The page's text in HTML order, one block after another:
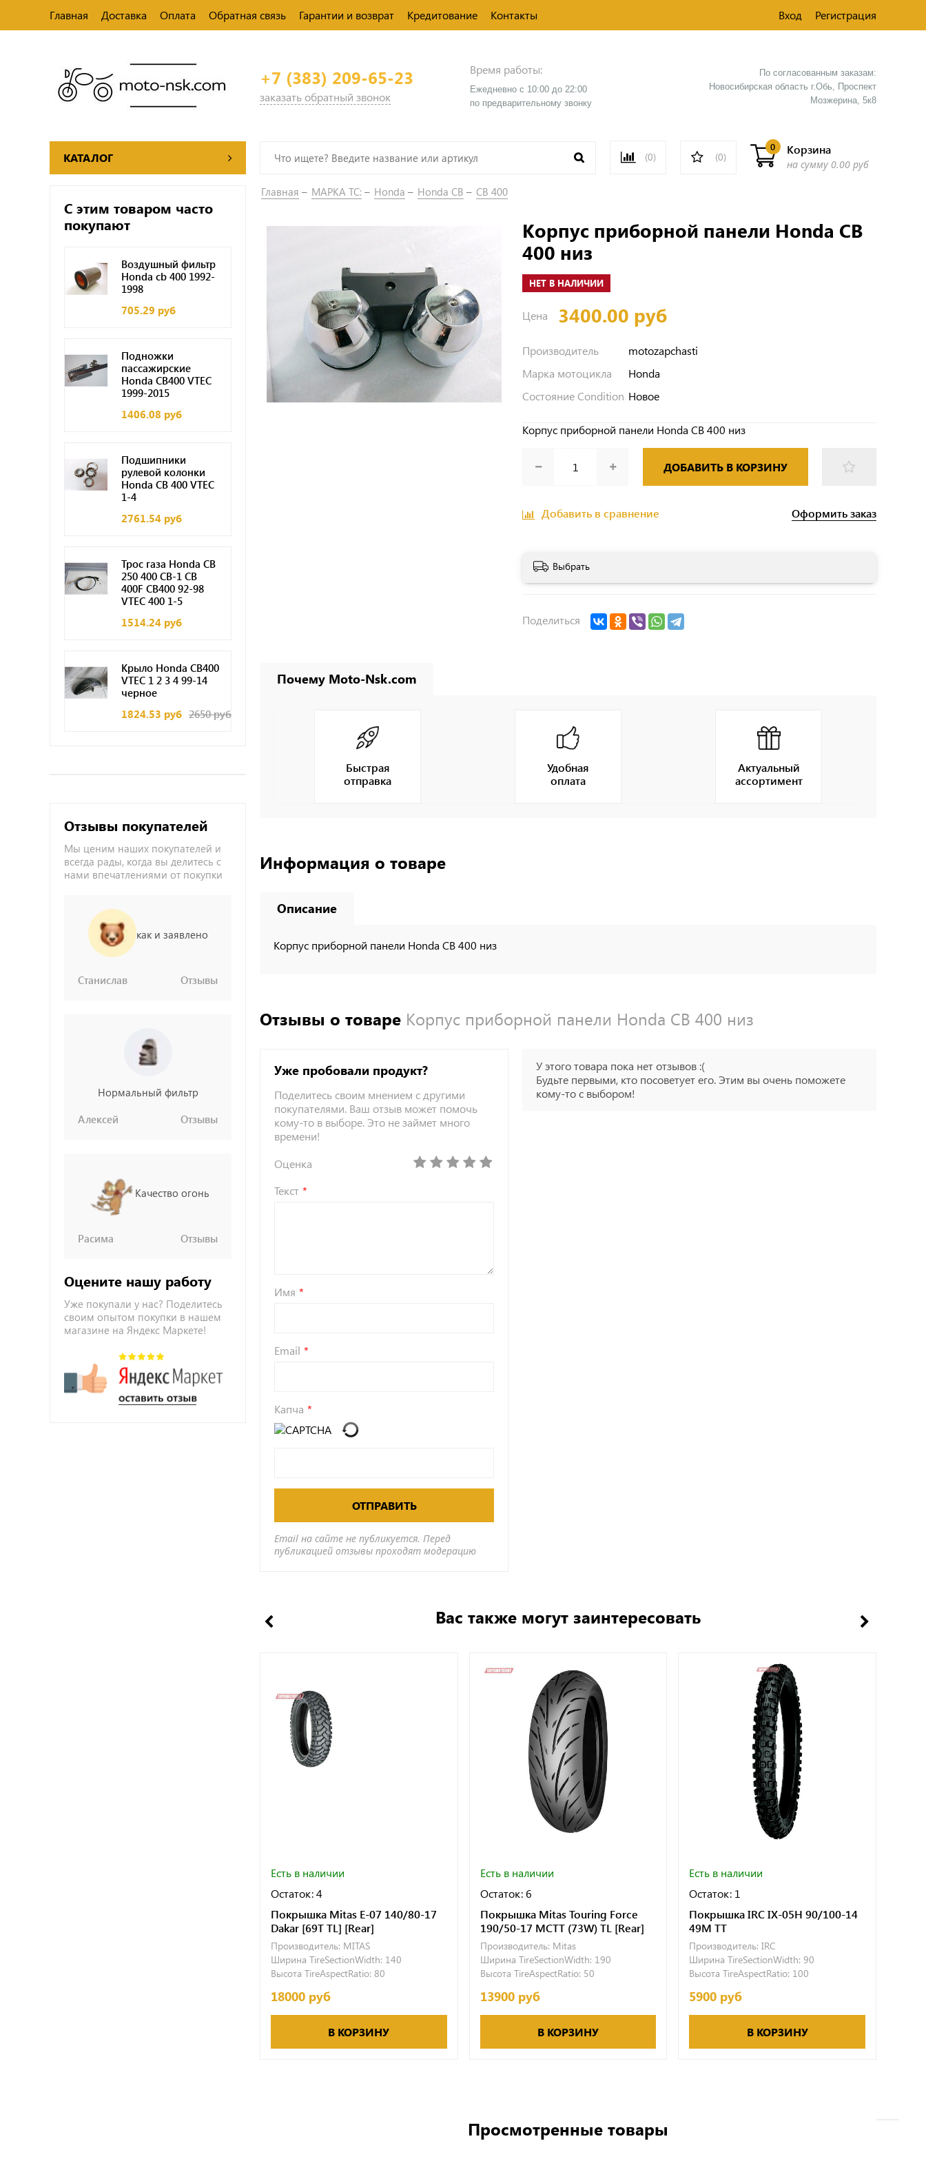
Главная Доставка Оплата Обратная связь Гарантии и возврат Кредитование Контакты Вход Регистрация
+7 (383) 209-65-23
заказать обратный звонок
Время работы:
Ежедневно с 10:00 до 22:00
​по предварительному звонку
По согласованным заказам:
Новосибирская область г.Обь, Проспект
Мозжерина, 5к8​
КАТАЛОГ (0) (0)
Корзина
0
на сумму 0.00 руб
С этим товаром часто
покупают
Воздушный фильтр
Honda cb 400 1992-
1998
705.29 руб
Подножки
пассажирские
Honda CB400 VTEC
1999-2015
1406.08 руб
Подшипники
рулевой колонки
Honda CB 400 VTEC
1-4
2761.54 руб
Трос газа Honda CB
250 400 CB-1 CB
400F CB400 92-98
VTEC 400 1-5
1514.24 руб
Крыло Honda CB400
VTEC 1 2 3 4 99-14
черное
1824.53 руб 2650 руб
Отзывы покупателей
Мы ценим наших покупателей и
всегда рады, когда вы делитесь с
нами впечатлениями от покупки
как и заявлено
Станислав Отзывы
Нормальный фильтр
Алексей
Отзывы
Качество огонь
Расима Отзывы
Оцените нашу работу
Уже покупали у нас? Поделитесь
своим опытом покупки в нашем
магазине на Яндекс Маркете!
Главная МАРКА ТС: Honda Honda CB CB 400
Корпус приборной панели Honda CB
400 низ
НЕТ В НАЛИЧИИ
Цена 3400.00 руб
Производитель
motozapchasti
Марка мотоцикла
Honda
Состояние Condition Новое
Корпус приборной панели Honda CB 400 низ
ДОБАВИТЬ В КОРЗИНУ
Добавить в сравнение Оформить заказ
Выбрать
Поделиться
Почему Moto-Nsk.com
Быстрая
отправка
Удобная
оплата
Актуальный
ассортимент
Информация о товаре
Описание
Корпус приборной панели Honda CB 400 низ
Отзывы о товаре Корпус приборной панели Honda CB 400 низ
Уже пробовали продукт?
Поделитесь своим мнением с другими
покупателями. Ваш отзыв может помочь
кому-то в выборе. Это не займет много
времени!
Оценка
Текст
Имя
Email
Капча
ОТПРАВИТЬ
Email на сайте не публикуется. Перед
публикацией отзывы проходят модерацию
У этого товара пока нет отзывов :(
Будьте первыми, кто посоветует его. Этим вы очень поможете
кому-то с выбором!
Вас также могут заинтересовать
Есть в наличии
Остаток: 4
Покрышка Mitas E-07 140/80-17
Dakar [69T TL] [Rear]
Производитель: MITAS
Ширина TireSectionWidth: 140
Высота TireAspectRatio: 80
18000 руб
В КОРЗИНУ
Есть в наличии
Остаток: 6
Покрышка Mitas Touring Force
190/50-17 MCTT (73W) TL [Rear]
Производитель: Mitas
Ширина TireSectionWidth: 190
Высота TireAspectRatio: 50
13900 руб
В КОРЗИНУ
Есть в наличии
Остаток: 1
Покрышка IRC IX-05H 90/100-14
49M TT
Производитель: IRC
Ширина TireSectionWidth: 90
Высота TireAspectRatio: 100
5900 руб
В КОРЗИНУ
Просмотренные товары